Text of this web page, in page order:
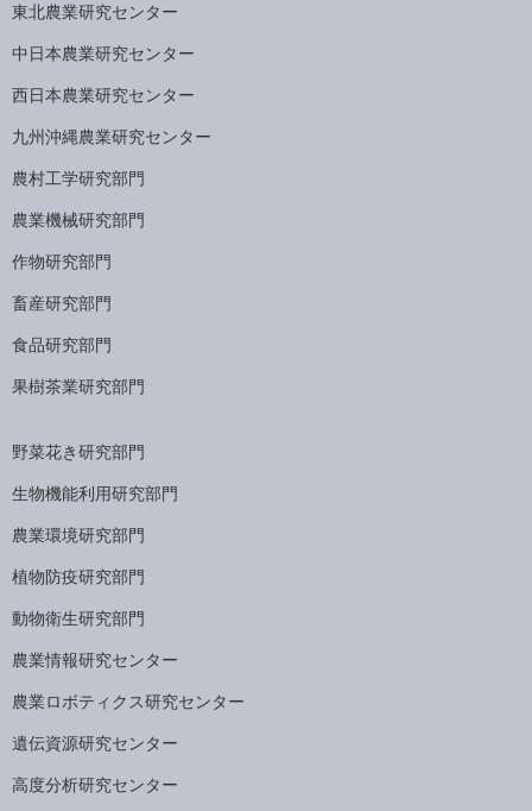
東北農業研究センター
中日本農業研究センター
西日本農業研究センター
九州沖縄農業研究センター
農村工学研究部門
農業機械研究部門
作物研究部門
畜産研究部門
食品研究部門
果樹茶業研究部門
野菜花き研究部門
生物機能利用研究部門
農業環境研究部門
植物防疫研究部門
動物衛生研究部門
農業情報研究センター
農業ロボティクス研究センター
遺伝資源研究センター
高度分析研究センター